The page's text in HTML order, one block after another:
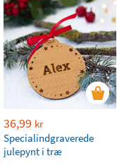
36,99 kr
Specialindgraverede
julepynt i træ